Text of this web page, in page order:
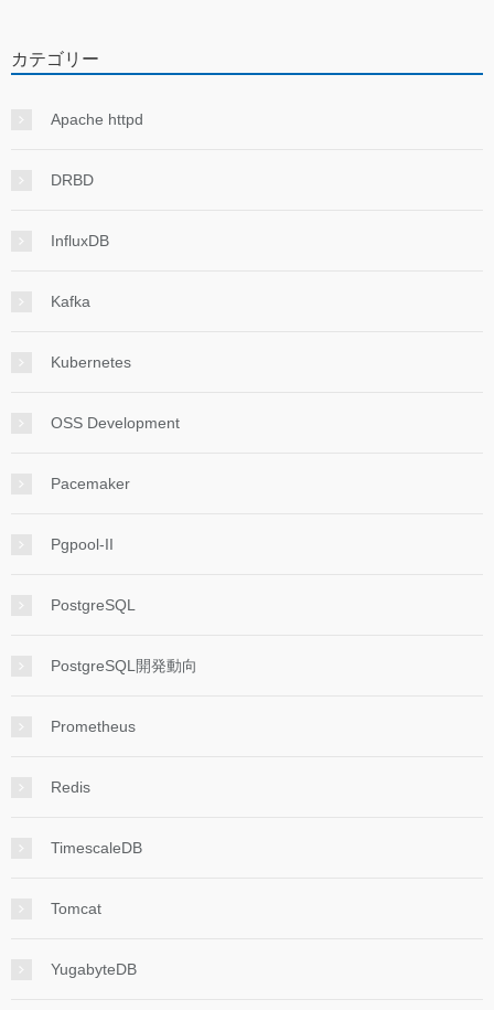
カテゴリー
Apache httpd
DRBD
InfluxDB
Kafka
Kubernetes
OSS Development
Pacemaker
Pgpool-II
PostgreSQL
PostgreSQL開発動向
Prometheus
Redis
TimescaleDB
Tomcat
YugabyteDB